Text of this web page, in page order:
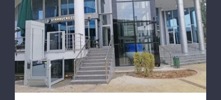
Yeni nesil Core engelli asansörü